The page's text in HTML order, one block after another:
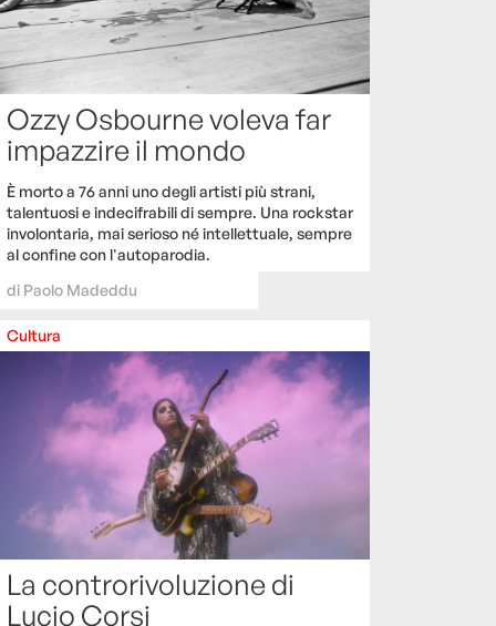
Ozzy Osbourne voleva far
impazzire il mondo
È morto a 76 anni uno degli artisti più strani,
talentuosi e indecifrabili di sempre. Una rockstar
involontaria, mai serioso né intellettuale, sempre
al confine con l'autoparodia.
di Paolo Madeddu
Cultura
La controrivoluzione di
Lucio Corsi